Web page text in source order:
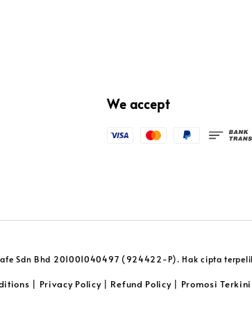
We accept
Sdn Bhd 201001040497 (924422-P). Hak cipta
Privacy Policy| Refund Policy| Promosi Terkini